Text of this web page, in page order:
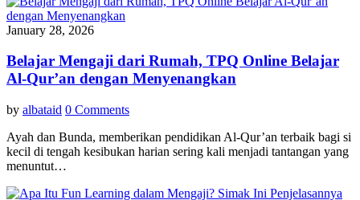
January 28, 2026
Belajar Mengaji dari Rumah, TPQ Online Belajar
Al-Qur’an dengan Menyenangkan
by albataid 0 Comments
Ayah dan Bunda, memberikan pendidikan Al-Qur’an terbaik bagi si
kecil di tengah kesibukan harian sering kali menjadi tantangan yang
menuntut…